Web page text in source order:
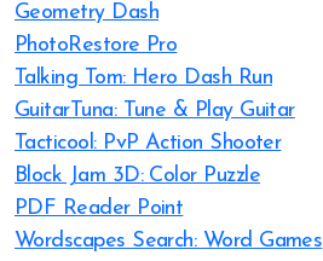
Geometry Dash
PhotoRestore Pro
Talking Tom: Hero Dash Run
GuitarTuna: Tune & Play Guitar
Tacticool: PvP Action Shooter
Block Jam 3D: Color Puzzle
PDF Reader Point
Wordscapes Search: Word Games